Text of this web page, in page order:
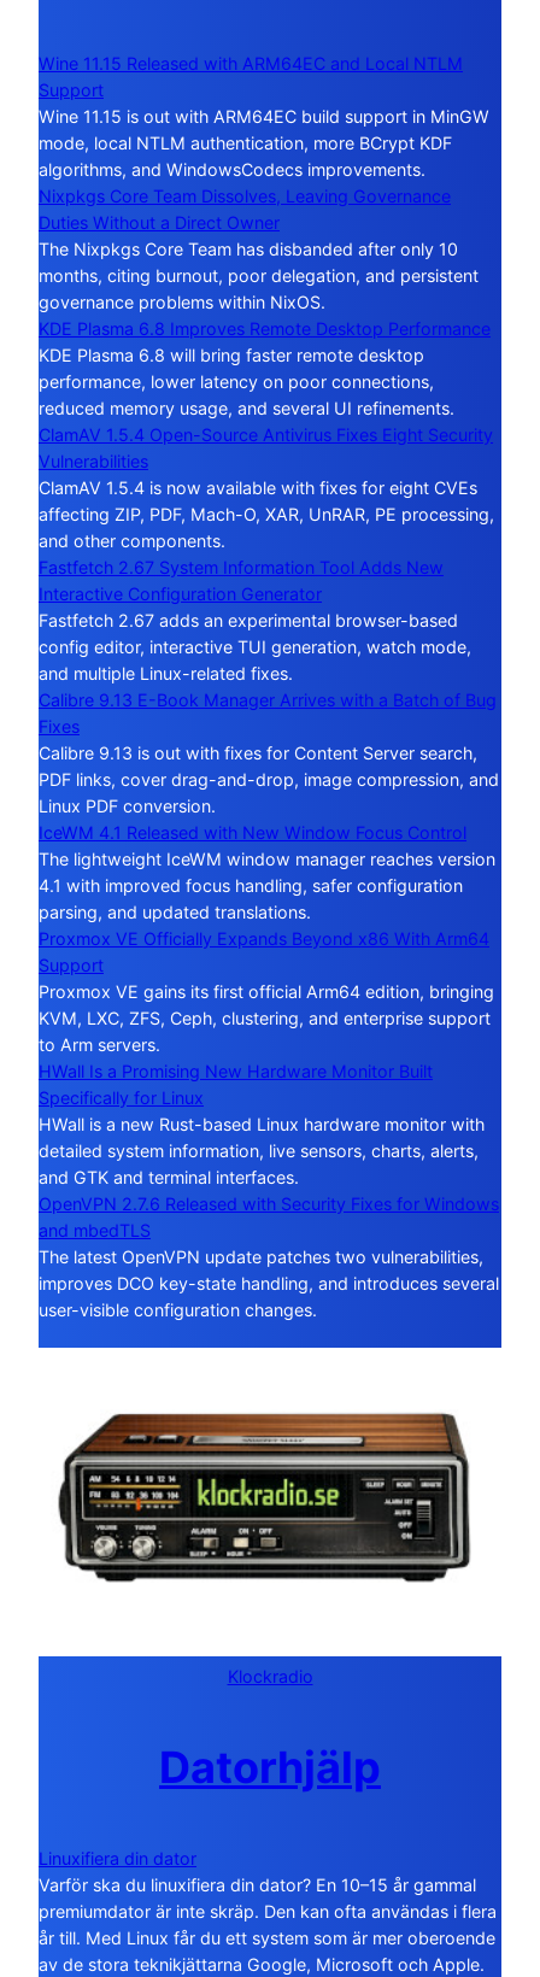
Wine 11.15 Released with ARM64EC and Local NTLM
Support
Wine 11.15 is out with ARM64EC build support in MinGW
mode, local NTLM authentication, more BCrypt KDF
algorithms, and WindowsCodecs improvements.
Nixpkgs Core Team Dissolves, Leaving Governance
Duties Without a Direct Owner
The Nixpkgs Core Team has disbanded after only 10
months, citing burnout, poor delegation, and persistent
governance problems within NixOS.
KDE Plasma 6.8 Improves Remote Desktop Performance
KDE Plasma 6.8 will bring faster remote desktop
performance, lower latency on poor connections,
reduced memory usage, and several UI refinements.
ClamAV 1.5.4 Open-Source Antivirus Fixes Eight Security
Vulnerabilities
ClamAV 1.5.4 is now available with fixes for eight CVEs
affecting ZIP, PDF, Mach-O, XAR, UnRAR, PE processing,
and other components.
Fastfetch 2.67 System Information Tool Adds New
Interactive Configuration Generator
Fastfetch 2.67 adds an experimental browser-based
config editor, interactive TUI generation, watch mode,
and multiple Linux-related fixes.
Calibre 9.13 E-Book Manager Arrives with a Batch of Bug
Fixes
Calibre 9.13 is out with fixes for Content Server search,
PDF links, cover drag-and-drop, image compression, and
Linux PDF conversion.
IceWM 4.1 Released with New Window Focus Control
The lightweight IceWM window manager reaches version
4.1 with improved focus handling, safer configuration
parsing, and updated translations.
Proxmox VE Officially Expands Beyond x86 With Arm64
Support
Proxmox VE gains its first official Arm64 edition, bringing
KVM, LXC, ZFS, Ceph, clustering, and enterprise support
to Arm servers.
HWall Is a Promising New Hardware Monitor Built
Specifically for Linux
HWall is a new Rust-based Linux hardware monitor with
detailed system information, live sensors, charts, alerts,
and GTK and terminal interfaces.
OpenVPN 2.7.6 Released with Security Fixes for Windows
and mbedTLS
The latest OpenVPN update patches two vulnerabilities,
improves DCO key-state handling, and introduces several
user-visible configuration changes.
Klockradio
Datorhjälp
Linuxifiera din dator
Varför ska du linuxifiera din dator? En 10–15 år gammal
premiumdator är inte skräp. Den kan ofta användas i flera
år till. Med Linux får du ett system som är mer oberoende
av de stora teknikjättarna Google, Microsoft och Apple.